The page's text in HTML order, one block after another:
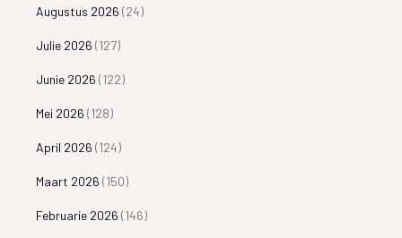
Augustus 2026 (24)
Julie 2026 (127)
Junie 2026 (122)
Mei 2026 (128)
April 2026 (124)
Maart 2026 (150)
Februarie 2026 (146)